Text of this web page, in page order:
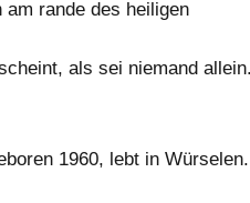
rande des heiligen
als sei niemand allein.
1960, lebt in Würselen.